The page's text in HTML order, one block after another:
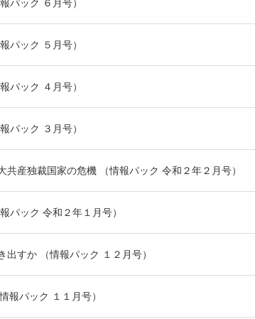
パック ６月号）
パック ５月号）
パック ４月号）
パック ３月号）
共産独裁国家の危機 （情報パック 令和２年２月号）
パック 令和２年１月号）
出すか （情報パック １２月号）
報パック １１月号）